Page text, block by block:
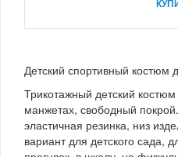
Детский спортивный костюм
Трикотажный детский
манжетах, свободный
эластичная резинка, низ
вариант для детского сада,